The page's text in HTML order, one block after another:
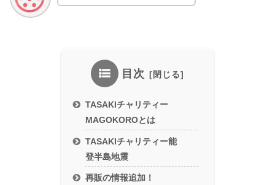
目次
TASAKIチャリティー
MAGOKOROとは
TASAKIチャリティー能
登半島地震
再販の情報追加！